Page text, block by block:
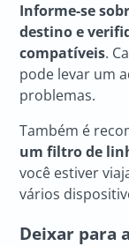
Informe-se
destino e
compatíveis.
pode levar um
problemas.
Também é
um filtro de
você estiver
vários
Deixar para